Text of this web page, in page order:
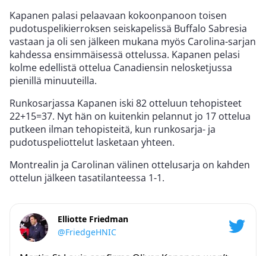
Kapanen palasi pelaavaan kokoonpanoon toisen
pudotuspelikierroksen seiskapelissä Buffalo Sabresia
vastaan ja oli sen jälkeen mukana myös Carolina-sarjan
kahdessa ensimmäisessä ottelussa. Kapanen pelasi
kolme edellistä ottelua Canadiensin nelosketjussa
pienillä minuuteilla.
Runkosarjassa Kapanen iski 82 otteluun tehopisteet
22+15=37. Nyt hän on kuitenkin pelannut jo 17 ottelua
putkeen ilman tehopisteitä, kun runkosarja- ja
pudotuspeliottelut lasketaan yhteen.
Montrealin ja Carolinan välinen ottelusarja on kahden
ottelun jälkeen tasatilanteessa 1-1.
Elliotte Friedman
@FriedgeHNIC